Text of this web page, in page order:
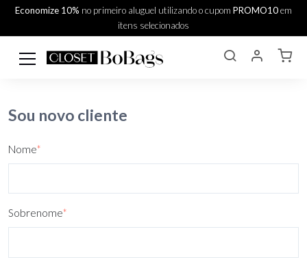
Economize 10% no primeiro aluguel utilizando o cupom PROMO10em
itens selecionados
Sou novo cliente
Nome*
Sobrenome*